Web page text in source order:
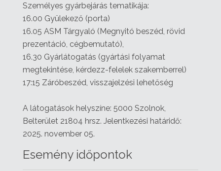
Személyes gyárbejárás tematikája:
16.00 Gyülekező (porta)
16.05 ASM Tárgyaló (Megnyitó beszéd, rövid
prezentáció, cégbemutató),
16.30 Gyárlátogatás (gyártási folyamat
megtekintése, kérdezz-felelek szakemberrel)
17:15 Záróbeszéd, visszajelzési lehetőség
A látogatások helyszíne: 5000 Szolnok,
Belterület 21804 hrsz. Jelentkezési határidő:
2025. november 05.
Esemény időpontok